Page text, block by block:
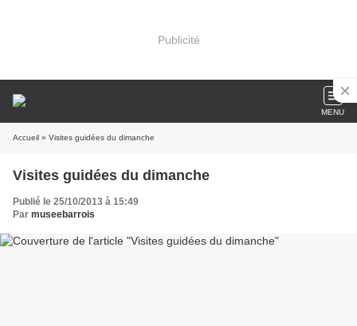
Publicité
MENU
Accueil » Visites guidées du dimanche
Visites guidées du dimanche
Publié le 25/10/2013 à 15:49
Par museebarrois